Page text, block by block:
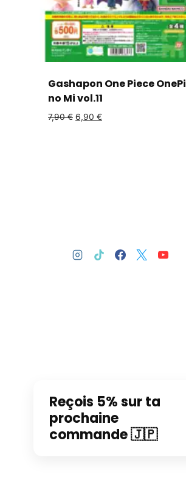
Gashapon One Piece OnePi
no Mi vol.11
7,90€ 6,90 €
Reçois 5% sur ta
prochaine
commande 🇯🇵